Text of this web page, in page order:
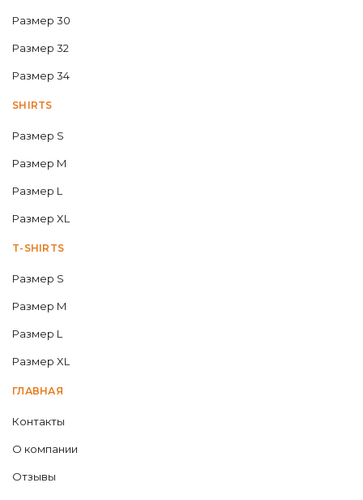
Размер 30
Размер 32
Размер 34
SHIRTS
Размер S
Размер M
Размер L
Размер XL
T-SHIRTS
Размер S
Размер M
Размер L
Размер XL
ГЛАВНАЯ
Контакты
О компании
Отзывы